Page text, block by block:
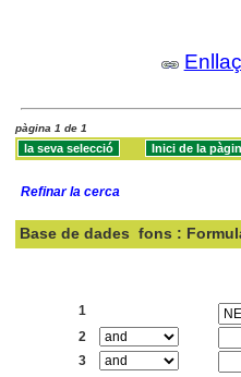
pàgina 1 de 1
Refinar la cerca
Base de dades fons :
1
2
3